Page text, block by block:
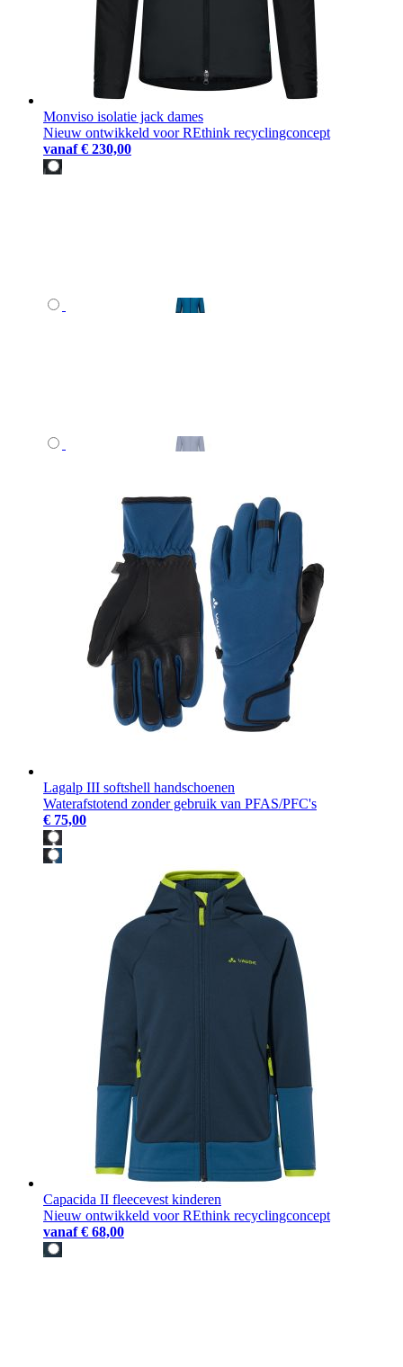
Monviso isolatie jack dames
Nieuw ontwikkeld voor REthink recyclingconcept
vanaf € 230,00
Lagalp III softshell handschoenen
Waterafstotend zonder gebruik van PFAS/PFC's
€ 75,00
Capacida II fleecevest kinderen
Nieuw ontwikkeld voor REthink recyclingconcept
vanaf € 68,00